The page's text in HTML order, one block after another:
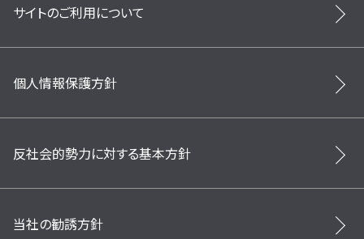
サイトのご利用について
個人情報保護方針
反社会的勢力に対する基本方針
当社の勧誘方針